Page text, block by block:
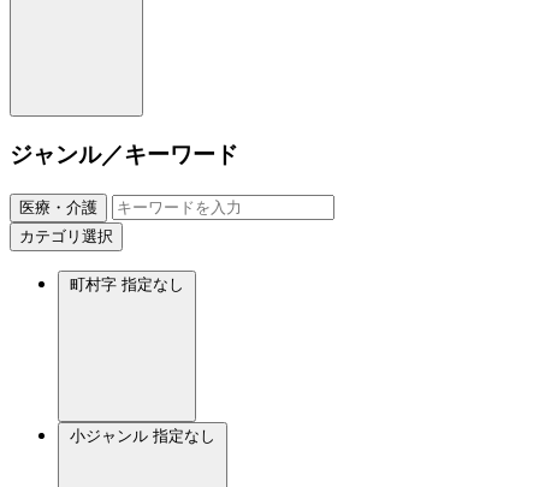
ジャンル／キーワード
医療・介護
カテゴリ選択
町村字 指定なし
小ジャンル 指定なし